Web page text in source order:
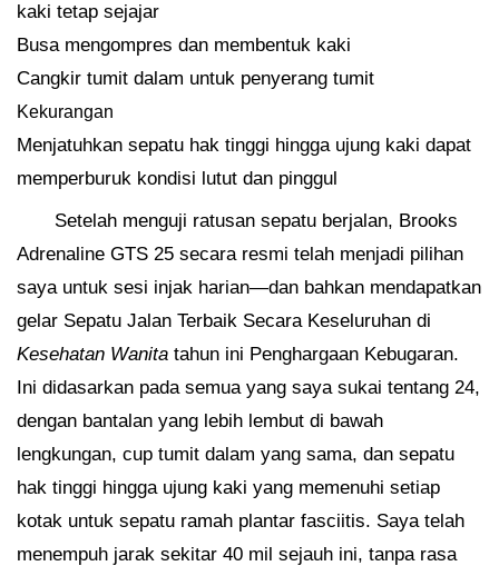
kaki tetap sejajar
Busa mengompres dan membentuk kaki
Cangkir tumit dalam untuk penyerang tumit
Kekurangan
Menjatuhkan sepatu hak tinggi hingga ujung kaki dapat
memperburuk kondisi lutut dan pinggul
Setelah menguji ratusan sepatu berjalan, Brooks
Adrenaline GTS 25 secara resmi telah menjadi pilihan
saya untuk sesi injak harian—dan bahkan mendapatkan
gelar Sepatu Jalan Terbaik Secara Keseluruhan di
Kesehatan Wanita tahun ini Penghargaan Kebugaran.
Ini didasarkan pada semua yang saya sukai tentang 24,
dengan bantalan yang lebih lembut di bawah
lengkungan, cup tumit dalam yang sama, dan sepatu
hak tinggi hingga ujung kaki yang memenuhi setiap
kotak untuk sepatu ramah plantar fasciitis. Saya telah
menempuh jarak sekitar 40 mil sejauh ini, tanpa rasa